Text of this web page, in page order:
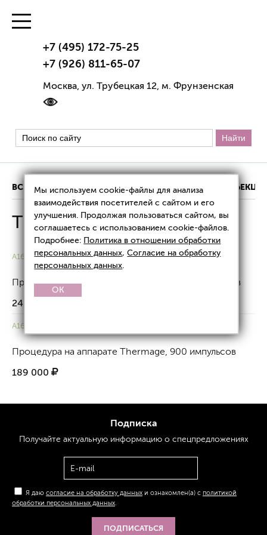
+7 (495) 172-75-25
+7 (926) 811-65-07
Москва, ул. Трубецкая 12, м. Фрунзенская
ВСЕ ЦЕНЫ АППАРАТНАЯ КОСМЕТОЛОГИЯ
Thermage: цены
A16.30.054
Процедура на аппарате Thermage, 1200 импульсов
241 500
A16.30.054
Процедура на аппарате Thermage, 900 импульсов
189 000
Подписка
Получайте актуальнуюинформациюо спецпредложениях
Я даю согласие на обработку данных и ознакомлен(а) с политикой
обработки персональных данных
ПОДПИСАТЬСЯ
Мы используем cookie-файлы для анализа
взаимодействия посетителей с сайтом и его
улучшения. Продолжая пользоваться сайтом, вы
соглашаетесь с использованием cookie-файлов.
Подробнее: Политика в отношении обработки
персональных данных,Согласие на обработку
персональных данных.
OK